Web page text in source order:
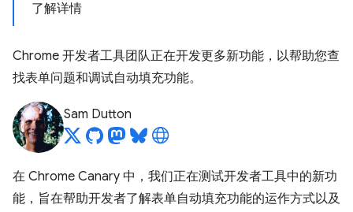
了解详情
Chrome 开发者工具团队正在开发更多新功能，以帮助您查
找表单问题和调试自动填充功能。
Sam Dutton
在 Chrome Canary 中，我们正在测试开发者工具中的新功
能，旨在帮助开发者了解表单自动填充功能的运作方式以及